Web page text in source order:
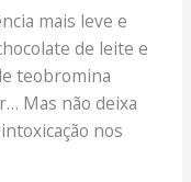
mais leve e
de leite e
teobromina
Mas não deixa
nos